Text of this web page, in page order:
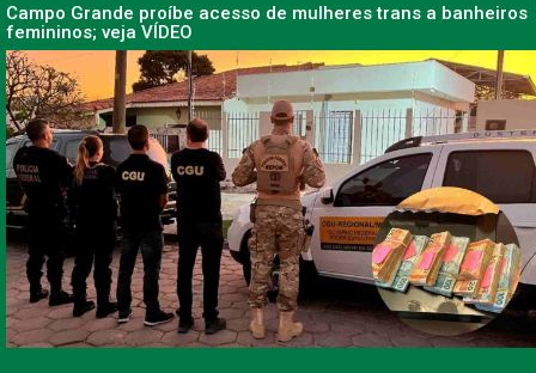
Campo Grande proíbe acesso de mulheres trans a banheiros
femininos; veja VÍDEO